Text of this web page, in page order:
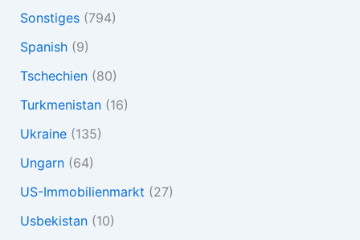
Sonstiges(794)
Spanish(9)
Tschechien(80)
Turkmenistan(16)
Ukraine(135)
Ungarn(64)
US-Immobilienmarkt (27)
Usbekistan(10)